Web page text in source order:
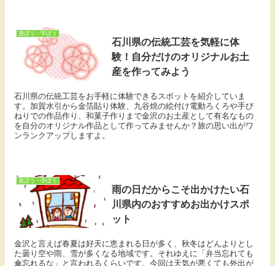
遊ぼう・学ぼう
石川県の伝統工芸を気軽に体
験！自分だけのオリジナルお土
産を作ってみよう
石川県の伝統工芸をお手軽に体験できるスポットを紹介していま
す。加賀水引から金箔貼り体験、九谷焼の絵付け電動ろくろや手び
ねりでの作品作り、和菓子作りまで金沢のお土産として有名なもの
を自分のオリジナル作品として作ってみませんか？旅の思い出がワ
ンランクアップしますよ。
遊ぼう・学ぼう
雨の日だからこそ出かけたい石
川県内のおすすめお出かけスポ
ット
金沢と言えば春夏は好天に恵まれる日が多く、秋冬はどんよりとし
た曇り空や雨、雪が多くなる地域です。それゆえに「弁当忘れても
傘忘れるな」と言われるくらいです。今回は天気が悪くても外出が